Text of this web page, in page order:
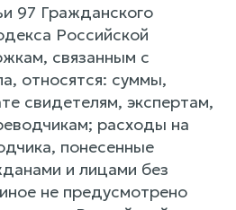
97 Гражданского
Российской
связанным с
относятся: суммы,
свидетелям, экспертам,
расходы на
понесенные
и лицами без
не предусмотрено